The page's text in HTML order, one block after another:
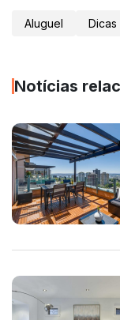
Aluguel Dicas
Notícias